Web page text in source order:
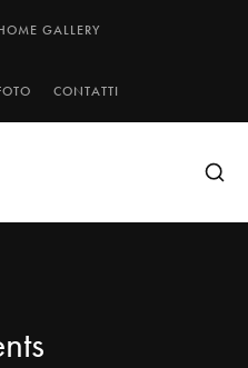
GALLERY
CONTATTI